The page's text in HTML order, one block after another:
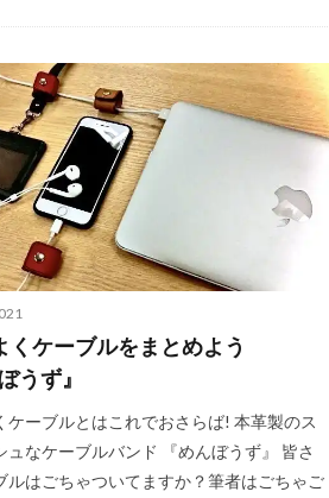
くケーブルをまとめよう
うず』
ケーブルとはこれでおさらば! 本革製のス
ュなケーブルバンド 『めんぼうず』 皆さ
ルはごちゃついてますか？筆者はごちゃご